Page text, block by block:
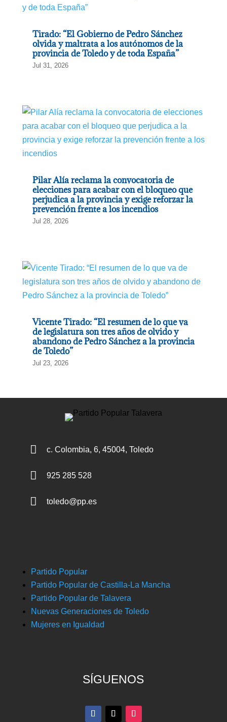
Tirado: “El Gobierno de Pedro Sánchez
olvida y maltrata a los autónomos de la
provincia de Toledo y de toda España”
Jul 31, 2026
Pilar Alía reclama la convocatoria de
elecciones para acabar con el bloqueo que
perjudica a la provincia y exige reforzar la
prevención frente a los incendios
Jul 28, 2026
Vicente Tirado: “El resumen de lo que va
de legislatura son tres años de olvido y
abandono de Pedro Sánchez a la provincia
de Toledo”
Jul 23, 2026
 c. Colombia, 6, 45004, Toledo
 925 285 528
 toledo@pp.es
Partido Popular
Partido Popular de Castilla-La Mancha
Partido Popular de Talavera
Nuevas Generaciones de Toledo
Mujeres en Igualdad
SÍGUENOS